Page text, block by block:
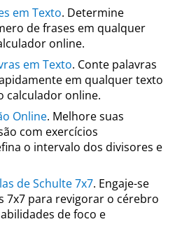
em Texto. Determine
de frases em qualquer
online.
em Texto. Conte palavras
em qualquer texto
calculador online.
Online. Melhore suas
com exercícios
o intervalo dos divisores e
de Schulte 7x7. Engaje-se
7x7 para revigorar o cérebro
de foco e